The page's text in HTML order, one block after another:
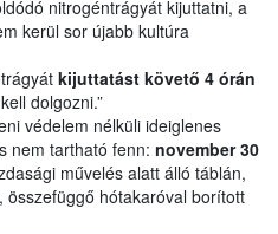
nitrogéntrágyát kijuttatni, a
kerül sor újabb kultúra
kijuttatást követő 4 órán
dolgozni.”
védelem nélküli ideiglenes
nem tartható fenn: november 30
művelés alatt álló táblán,
hótakaróval borított